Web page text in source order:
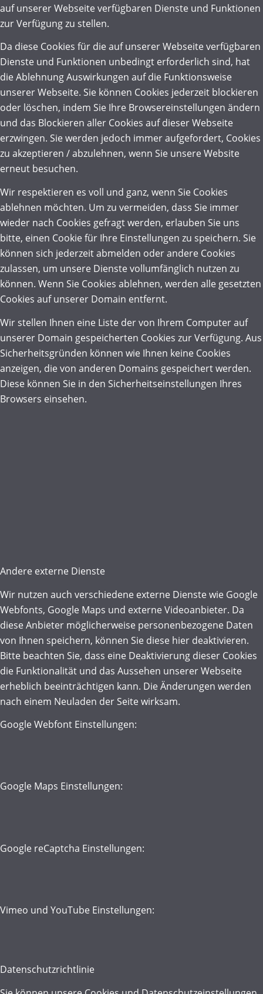
auf unserer Webseite verfügbaren Dienste und Funktionen
zur Verfügung zu stellen.
Da diese Cookies für die auf unserer Webseite verfügbaren
Dienste und Funktionen unbedingt erforderlich sind, hat
die Ablehnung Auswirkungen auf die Funktionsweise
unserer Webseite. Sie können Cookies jederzeit blockieren
oder löschen, indem Sie Ihre Browsereinstellungen ändern
und das Blockieren aller Cookies auf dieser Webseite
erzwingen. Sie werden jedoch immer aufgefordert, Cookies
zu akzeptieren / abzulehnen, wenn Sie unsere Website
erneut besuchen.
Wir respektieren es voll und ganz, wenn Sie Cookies
ablehnen möchten. Um zu vermeiden, dass Sie immer
wieder nach Cookies gefragt werden, erlauben Sie uns
bitte, einen Cookie für Ihre Einstellungen zu speichern. Sie
können sich jederzeit abmelden oder andere Cookies
zulassen, um unsere Dienste vollumfänglich nutzen zu
können. Wenn Sie Cookies ablehnen, werden alle gesetzten
Cookies auf unserer Domain entfernt.
Wir stellen Ihnen eine Liste der von Ihrem Computer auf
unserer Domain gespeicherten Cookies zur Verfügung. Aus
Sicherheitsgründen können wie Ihnen keine Cookies
anzeigen, die von anderen Domains gespeichert werden.
Diese können Sie in den Sicherheitseinstellungen Ihres
Browsers einsehen.
Andere externe Dienste
Wir nutzen auch verschiedene externe Dienste wie Google
Webfonts, Google Maps und externe Videoanbieter. Da
diese Anbieter möglicherweise personenbezogene Daten
von Ihnen speichern, können Sie diese hier deaktivieren.
Bitte beachten Sie, dass eine Deaktivierung dieser Cookies
die Funktionalität und das Aussehen unserer Webseite
erheblich beeinträchtigen kann. Die Änderungen werden
nach einem Neuladen der Seite wirksam.
Google Webfont Einstellungen:
Google Maps Einstellungen:
Google reCaptcha Einstellungen:
Vimeo und YouTube Einstellungen:
Datenschutzrichtlinie